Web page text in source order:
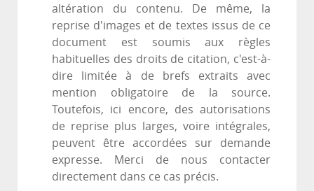
altération du contenu. De même, la
reprise d'images et de textes issus de ce
document est soumis aux règles
habituelles des droits de citation, c'est-à-
dire limitée à de brefs extraits avec
mention obligatoire de la source.
Toutefois, ici encore, des autorisations
de reprise plus larges, voire intégrales,
peuvent être accordées sur demande
expresse. Merci de nous contacter
directement dans ce cas précis.